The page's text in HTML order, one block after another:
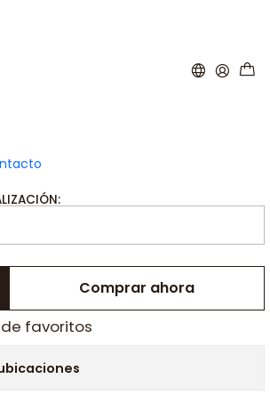
nombres y
baño de oro
Comprar ahora
favoritos